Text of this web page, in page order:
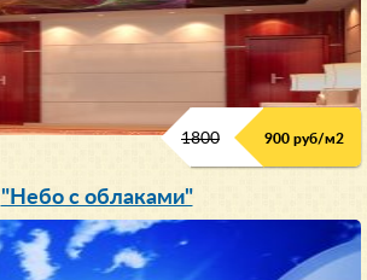
1800 900 руб/м2
"Небо с облаками"